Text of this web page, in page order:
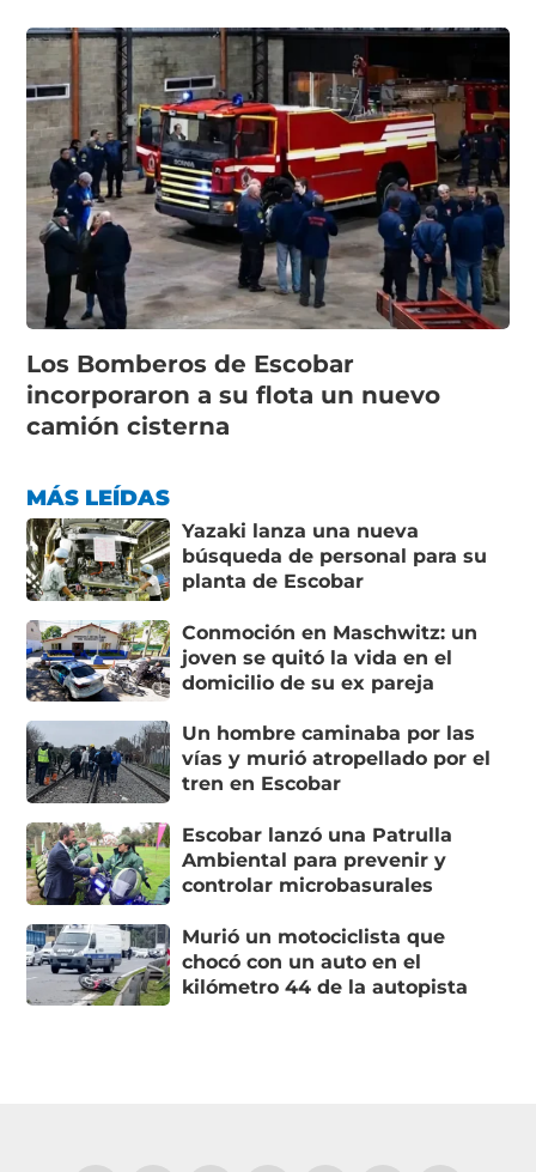
Los Bomberos de Escobar
incorporaron a su flota un nuevo
camión cisterna
MÁS LEÍDAS
Yazaki lanza una nueva
búsqueda de personal para su
planta de Escobar
Conmoción en Maschwitz: un
joven se quitó la vida en el
domicilio de su ex pareja
Un hombre caminaba por las
vías y murió atropellado por el
tren en Escobar
Escobar lanzó una Patrulla
Ambiental para prevenir y
controlar microbasurales
Murió un motociclista que
chocó con un auto en el
kilómetro 44 de la autopista